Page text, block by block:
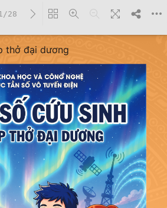
thở đại dương
28